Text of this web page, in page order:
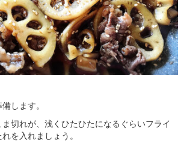
します。
切れが、浅くひたひたになるぐらいフライ
を入れましょう。